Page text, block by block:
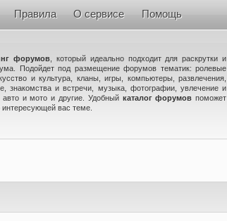
Правила О сервисе Помощь
форумов , который идеально подходит для раскрутки и
Подойдет под размещение форумов тематик: ролевые
и культура, кланы, игры, компьютеры, развлечения,
знакомства и встречи, музыка, фотографии, увлечение и
авто и мото и другие. Удобный каталог форумов поможет
вас теме.